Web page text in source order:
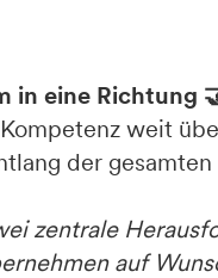
in eine Richtung
weit
der
zentrale
auf